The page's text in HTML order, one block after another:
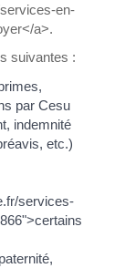
en-
a>.
suivantes :
par Cesu
indemnité
etc.)
services-